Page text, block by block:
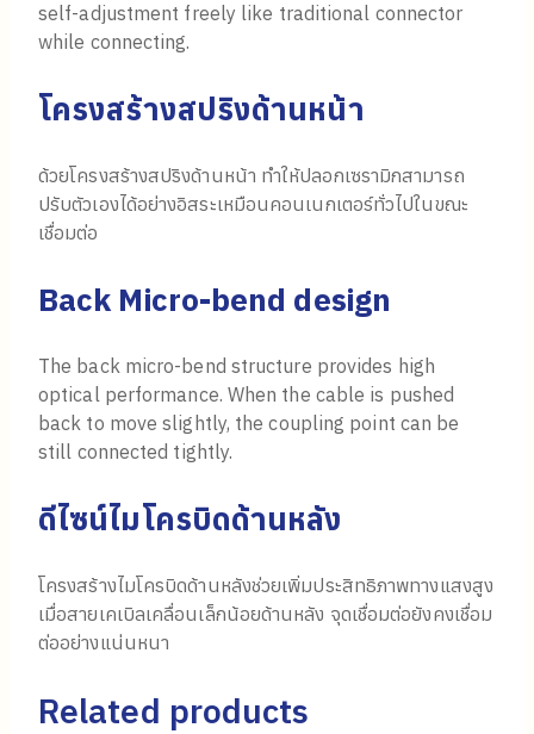
self-adjustment freely like traditional connector
while connecting.
โครงสร้างสปริงด้านหน้า
ด้วยโครงสร้างสปริงด้านหน้า ทำให้ปลอกเซรามิกสามารถ
ปรับตัวเองได้อย่างอิสระเหมือนคอนเนกเตอร์ทั่วไปในขณะ
เชื่อมต่อ
Back Micro-bend design
The back micro-bend structure provides high
optical performance. When the cable is pushed
back to move slightly, the coupling point can be
still connected tightly.
ดีไซน์ไมโครบิดด้านหลัง
โครงสร้างไมโครบิดด้านหลังช่วยเพิ่มประสิทธิภาพทางแสงสูง
เมื่อสายเคเบิลเคลื่อนเล็กน้อยด้านหลัง จุดเชื่อมต่อยังคงเชื่อม
ต่ออย่างแน่นหนา
Related products